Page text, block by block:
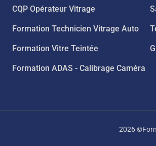
CQP Opérateur Vitrage
Formation Technicien Vitrage Auto
Formation Vitre Teintée
Formation ADAS - Calibrage Caméra
2026